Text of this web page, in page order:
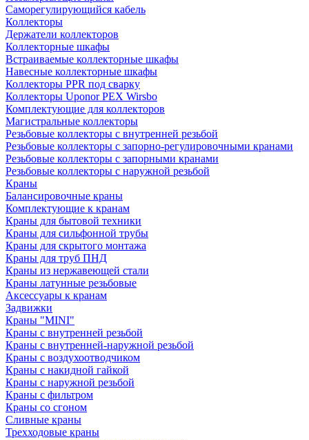
Саморегулирующийся кабель
Коллекторы
Держатели коллекторов
Коллекторные шкафы
Встраиваемые коллекторные шкафы
Навесные коллекторные шкафы
Коллекторы PPR под сварку
Коллекторы Uponor PEX Wirsbo
Комплектующие для коллекторов
Магистральные коллекторы
Резьбовые коллекторы с внутренней резьбой
Резьбовые коллекторы с запорно-регулировочными кранами
Резьбовые коллекторы с запорными кранами
Резьбовые коллекторы с наружной резьбой
Краны
Балансировочные краны
Комплектующие к кранам
Краны для бытовой техники
Краны для сильфонной трубы
Краны для скрытого монтажа
Краны для труб ПНД
Краны из нержавеющей стали
Краны латунные резьбовые
Аксессуары к кранам
Задвижки
Краны "MINI"
Краны с внутренней резьбой
Краны с внутренней-наружной резьбой
Краны с воздухоотводчиком
Краны с накидной гайкой
Краны с наружной резьбой
Краны с фильтром
Краны со сгоном
Сливные краны
Трехходовые краны